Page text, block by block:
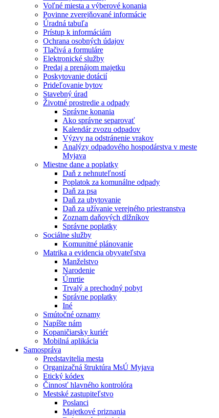
Voľné miesta a výberové konania
Povinne zverejňované informácie
Úradná tabuľa
Prístup k informáciám
Ochrana osobných údajov
Tlačivá a formuláre
Elektronické služby
Predaj a prenájom majetku
Poskytovanie dotácií
Prideľovanie bytov
Stavebný úrad
Životné prostredie a odpady
Správne konania
Ako správne separovať
Kalendár zvozu odpadov
Výzvy na odstránenie vrakov
Analýzy odpadového hospodárstva v meste
Myjava
Miestne dane a poplatky
Daň z nehnuteľností
Poplatok za komunálne odpady
Daň za psa
Daň za ubytovanie
Daň za užívanie verejného priestranstva
Zoznam daňových dlžníkov
Správne poplatky
Sociálne služby
Komunitné plánovanie
Matrika a evidencia obyvateľstva
Manželstvo
Narodenie
Úmrtie
Trvalý a prechodný pobyt
Správne poplatky
Iné
Smútočné oznamy
Napíšte nám
Kopaničiarsky kuriér
Mobilná aplikácia
Samospráva
Predstavitelia mesta
Organizačná štruktúra MsÚ Myjava
Etický kódex
Činnosť hlavného kontrolóra
Mestské zastupiteľstvo
Poslanci
Majetkové priznania